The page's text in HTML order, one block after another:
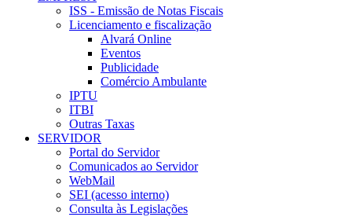
ISS - Emissão de Notas Fiscais
Licenciamento e fiscalização
Alvará Online
Eventos
Publicidade
Comércio Ambulante
IPTU
ITBI
Outras Taxas
SERVIDOR
Portal do Servidor
Comunicados ao Servidor
WebMail
SEI (acesso interno)
Consulta às Legislações